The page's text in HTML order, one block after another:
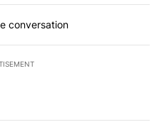
conversation